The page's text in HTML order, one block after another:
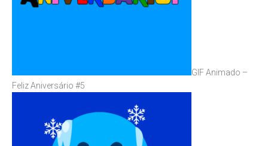
GIF Animado –
Feliz Aniversário #5